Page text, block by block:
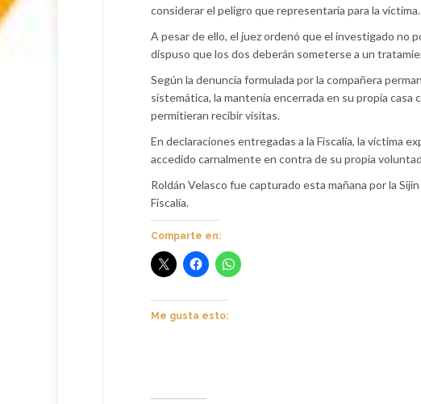
considerar el peligro que representaría para la víctima.
A pesar de ello, el juez ordenó que el investigado no
dispuso que los dos deberán someterse a un
Según la denuncia formulada por la compañera
sistemática, la mantenía encerrada en su propia casa
permitieran recibir visitas.
En declaraciones entregadas a la Fiscalía, la víctima
accedido carnalmente en contra de su propia
Roldán Velasco fue capturado esta mañana por la
Fiscalía.
Comparte en:
Me gusta esto: